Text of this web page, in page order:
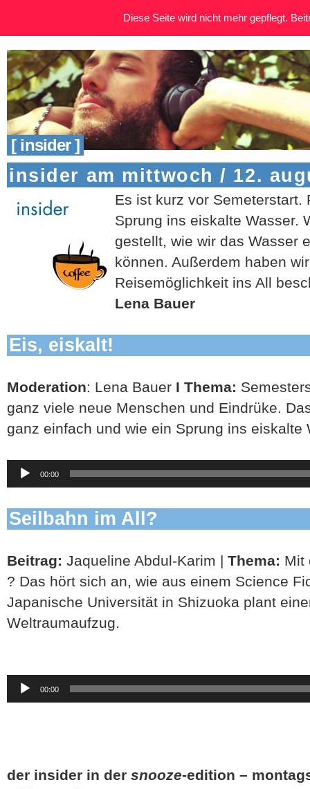
[ insider ]
insider am mittwoch / 12.
Es ist kurz vor Semeterstart.
Sprung ins eiskalte Wasser.
gestellt, wie wir das Wasser
können. Außerdem haben
Reisemöglichkeit ins All
Lena Bauer
Eis, eiskalt!
Moderation: Lena Bauer I Thema:
ganz viele neue Menschen und Eindrüke.
ganz einfach und wie ein Sprung ins eiskalte
Audio-
Player
00:00
Seilbahn im All?
Beitrag: Jaqueline Abdul-Karim | Thema: Mit
? Das hört sich an, wie aus einem Science
Japanische Universität in Shizuoka plant
Weltraumaufzug.
Audio-
Player
00:00
der insider in der snooze-edition –
Diese Seite wird nicht mehr gepflegt.